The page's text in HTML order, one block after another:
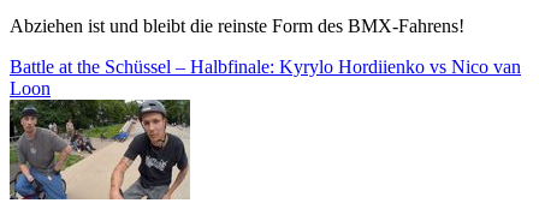
Abziehen ist und bleibt die reinste Form des BMX-Fahrens!
Battle at the Schüssel – Halbfinale: Kyrylo Hordiienko vs Nico van
Loon